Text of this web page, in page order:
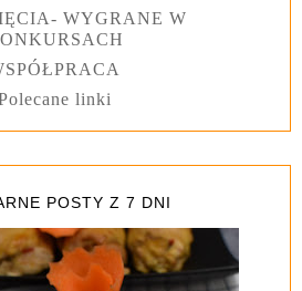
WYGRANE W
linki
POSTY Z 7 DNI